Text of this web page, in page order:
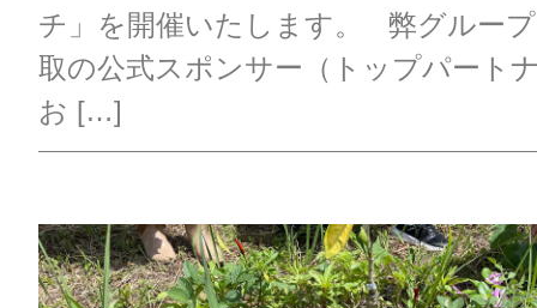
チ」を開催いたします。 弊グルー
取の公式スポンサー（トップパート
お […]